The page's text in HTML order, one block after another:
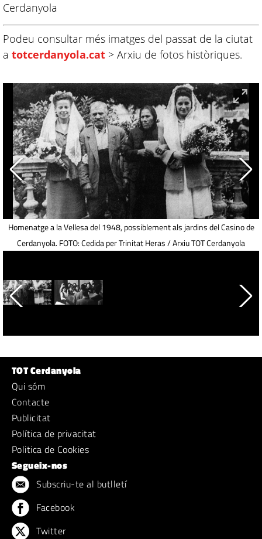
Cerdanyola
Podeu consultar més imatges del passat de la ciutat
a totcerdanyola.cat > Arxiu de fotos històriques.
Homenatge a la Vellesa del 1948, possiblement als jardins del Casino de
Cerdanyola. FOTO: Cedida per Trinitat Heras / Arxiu TOT Cerdanyola
TOT Cerdanyola
Qui sóm
Contacte
Publicitat
Política de privacitat
Politica de Cookies
Segueix-nos
Subscriu-te al butlletí
Facebook
Twitter